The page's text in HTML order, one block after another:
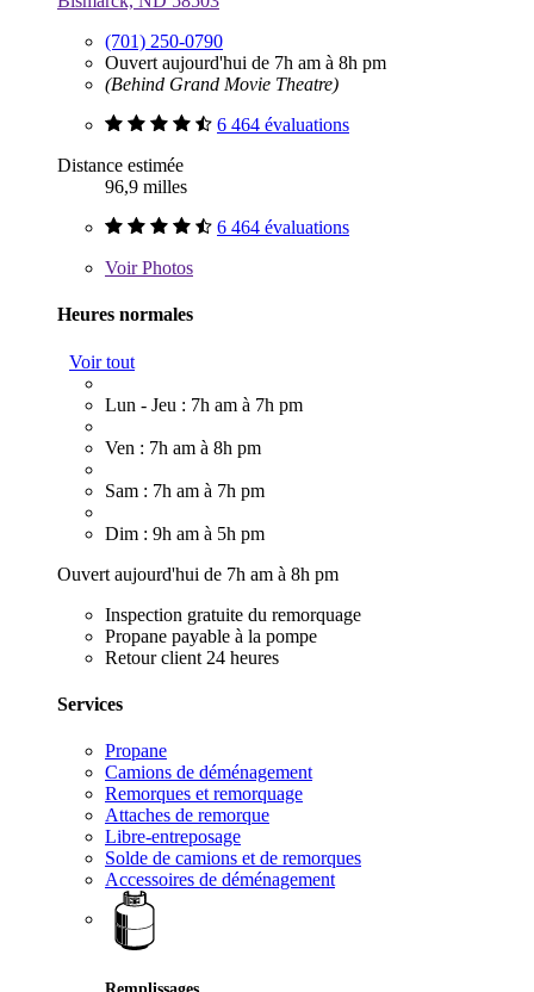
(701) 250-0790
Ouvert aujourd'hui de 7h am à 8h pm
(Behind Grand Movie Theatre)
6 464 évaluations
Distance estimée
96,9 milles
6 464 évaluations
VoirPhotos
Heures normales
Voir tout
Lun - Jeu : 7h am à 7h pm
Ven : 7h am à 8h pm
Sam : 7h am à 7h pm
Dim : 9h am à 5h pm
Ouvert aujourd'hui de 7h am à 8h pm
Inspection gratuite du remorquage
Propane payable à la pompe
Retour client 24 heures
Services
Propane
Camions de déménagement
Remorques et remorquage
Attaches de remorque
Libre-entreposage
Solde de camions et de remorques
Accessoires de déménagement